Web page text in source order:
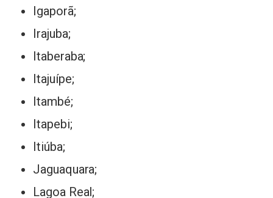
Igaporã;
Irajuba;
Itaberaba;
Itajuípe;
Itambé;
Itapebi;
Itiúba;
Jaguaquara;
Lagoa Real;